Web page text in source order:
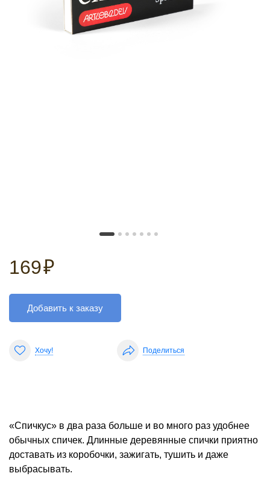
169₽
Добавить к заказу
Хочу! Поделиться
«Спичкус» в два раза больше и во много раз удобнее
обычных спичек. Длинные деревянные спички приятно
доставать из коробочки, зажигать, тушить и даже
выбрасывать.